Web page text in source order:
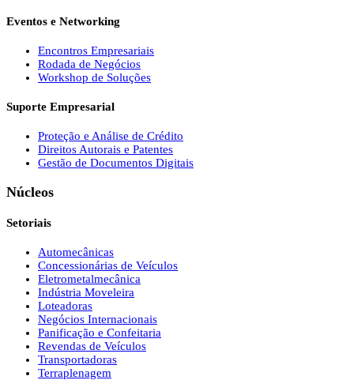
Eventos e Networking
Encontros Empresariais
Rodada de Negócios
Workshop de Soluções
Suporte Empresarial
Proteção e Análise de Crédito
Direitos Autorais e Patentes
Gestão de Documentos Digitais
Núcleos
Setoriais
Automecânicas
Concessionárias de Veículos
Eletrometalmecânica
Indústria Moveleira
Loteadoras
Negócios Internacionais
Panificação e Confeitaria
Revendas de Veículos
Transportadoras
Terraplenagem